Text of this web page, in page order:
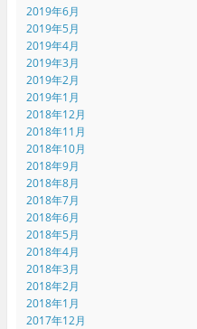
2019年6月
2019年5月
2019年4月
2019年3月
2019年2月
2019年1月
2018年12月
2018年11月
2018年10月
2018年9月
2018年8月
2018年7月
2018年6月
2018年5月
2018年4月
2018年3月
2018年2月
2018年1月
2017年12月